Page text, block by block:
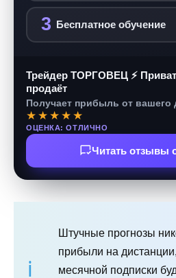
3 Бесплатное обучение
Трейдер ТОРГОВЕЦ ⚡
продаёт
Получает прибыль от вашего
★★★★★
ОЦЕНКА: ОТЛИЧНО
Читать отзывы
Штучные прогнозы
прибыли на
месячной подписки